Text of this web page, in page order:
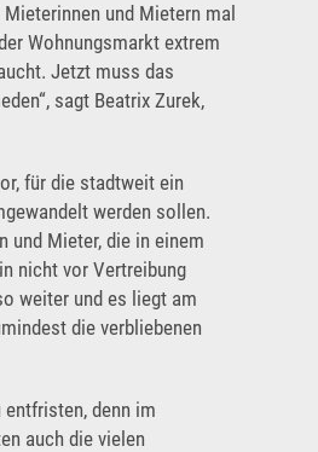
und Mietern mal
Wohnungsmarkt extrem
Jetzt muss das
sagt Beatrix Zurek,
für die stadtweit ein
werden sollen.
und Mieter, die in einem
nicht vor Vertreibung
weiter und es liegt am
die verbliebenen
denn im
auch die vielen